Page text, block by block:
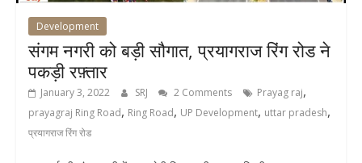
Development
संगम नगरी को बड़ी सौगात, प्रयागराज रिंग रोड ने
पकड़ी रफ़्तार
January 3, 2022 SRJ 2 Comments Prayag raj,
prayagraj Ring Road, Ring Road, UP Development, uttar pradesh,
प्रयागराज रिंग रोड